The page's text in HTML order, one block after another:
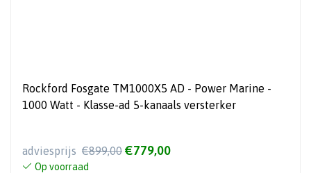
Rockford Fosgate TM1000X5 AD - Power Marine -
1000 Watt - Klasse-ad 5-kanaals versterker
adviesprijs €899,00 €779,00
Op voorraad